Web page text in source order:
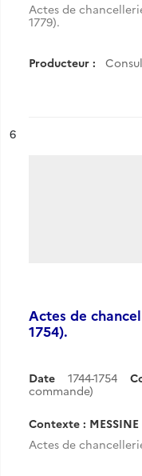
Actes de
1779).
Producteur :
n°
6
Actes de
1754).
Date 1744-1754
commande)
Contexte :
Actes de